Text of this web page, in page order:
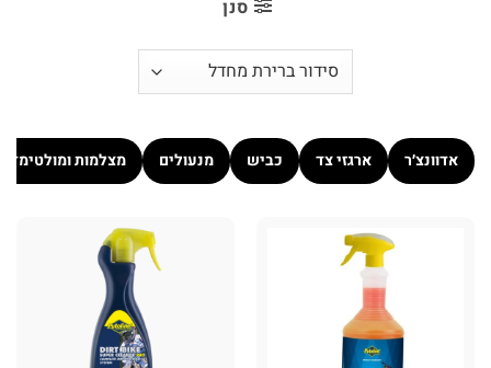
סנן
אדוונצ׳ר ארגזי צד כביש מנעולים מצלמות